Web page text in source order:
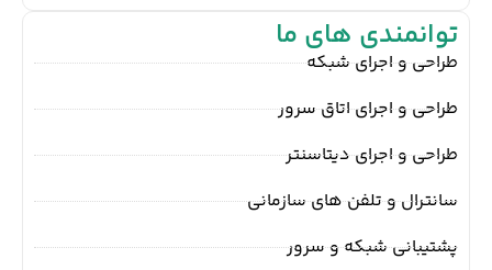
توانمندی های ما
طراحی و اجرای شبکه
طراحی و اجرای اتاق سرور
طراحی و اجرای دیتاسنتر
سانترال و تلفن های سازمانی
پشتیبانی شبکه و سرور